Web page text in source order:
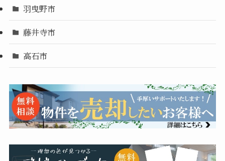
羽曳野市
藤井寺市
高石市